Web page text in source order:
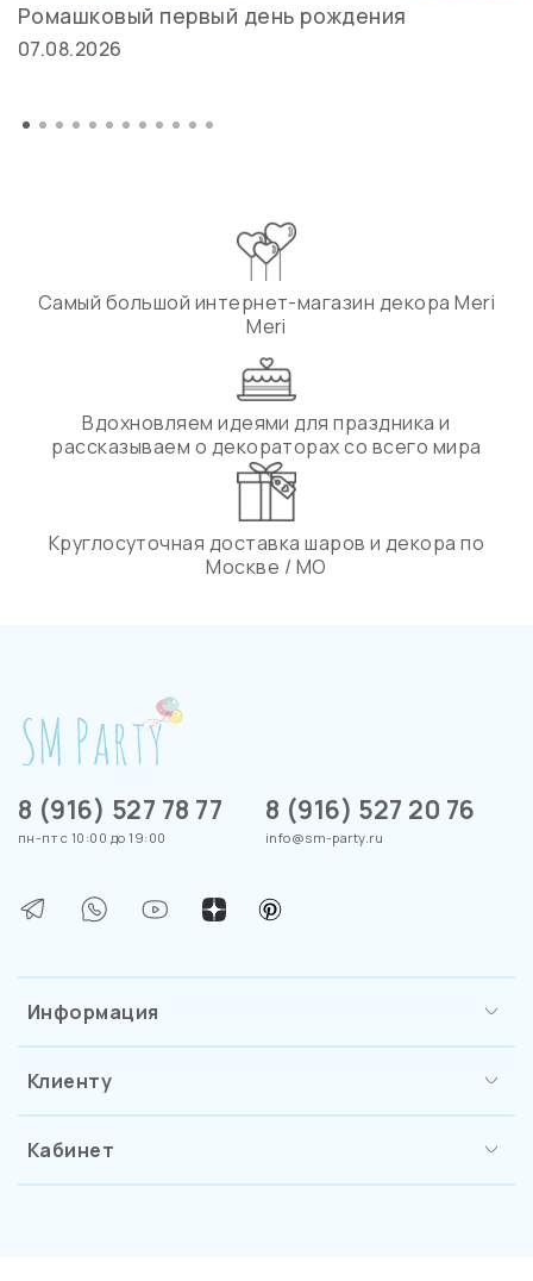
Ромашковый первый день рождения
07.08.2026
Самый большой интернет-магазин декора Meri
Meri
Вдохновляем идеями для праздника и
рассказываем о декораторах со всего мира
Круглосуточная доставка шаров и декора по
Москве / МО
Информация
Клиенту
Кабинет
8 (916) 527 78 77
пн-пт с 10:00 до 19:00
8 (916) 527 20 76
info@sm-party.ru